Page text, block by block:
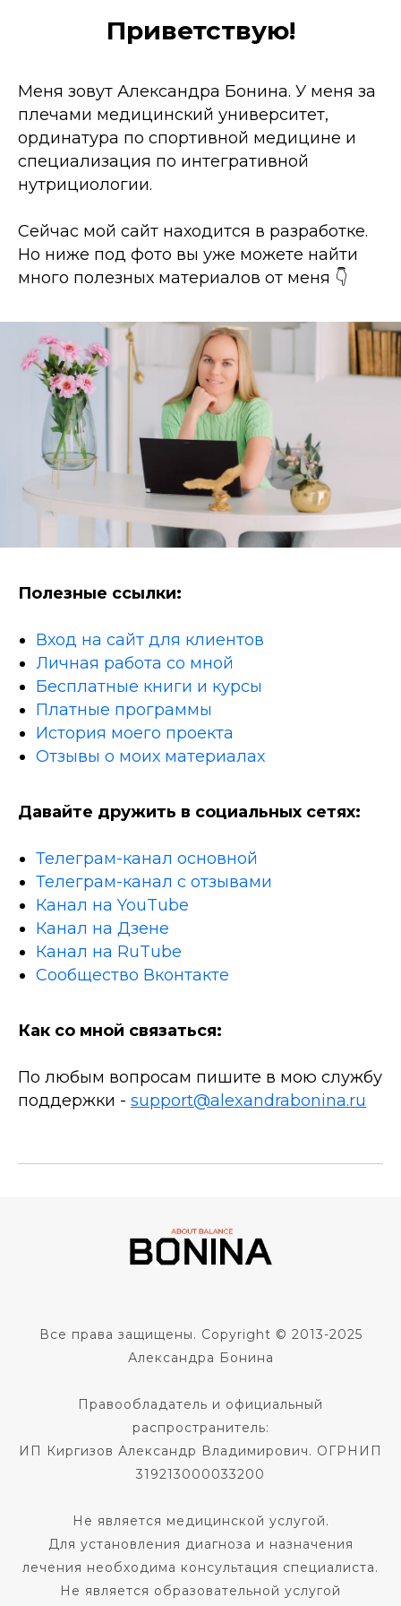
Приветствую!
Меня зовут Александра Бонина. У меня за
плечами медицинский университет,
ординатура по спортивной медицине и
специализация по интегративной
нутрициологии.
Сейчас мой сайт находится в разработке.
Но ниже под фото вы уже можете найти
много полезных материалов от меня 👇
Полезные ссылки:
Вход на сайт для клиентов
Личная работа со мной
Бесплатные книги и курсы
Платные программы
История моего проекта
Отзывы о моих материалах
Давайте дружить в социальных сетях:
Телеграм-канал основной
Телеграм-канал с отзывами
Канал на YouTube
Канал на Дзене
Канал на RuTube
Сообщество Вконтакте
Как со мной связаться:
По любым вопросам пишите в мою службу
поддержки - support@alexandrabonina.ru
Все права защищены. Copyright © 2013-2025
Александра Бонина
Правообладатель и официальный
распространитель:
ИП Киргизов Александр Владимирович. ОГРНИП
319213000033200
Не является медицинской услугой.
Для установления диагноза и назначения
лечения необходима консультация специалиста.
Не является образовательной услугой